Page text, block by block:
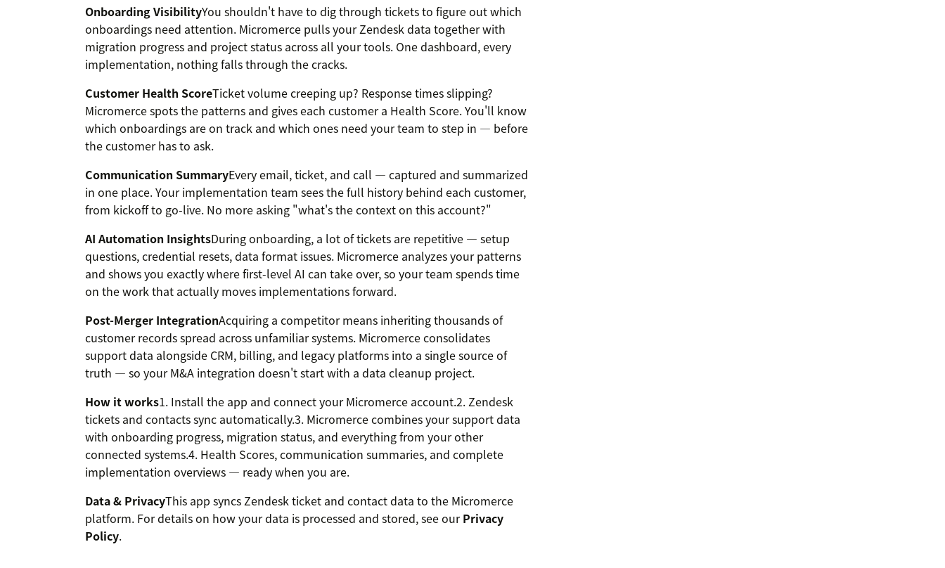
Onboarding VisibilityYou shouldn't have to dig through tickets to figure out which
onboardings need attention. Micromerce pulls your Zendesk data together with
migration progress and project status across all your tools. One dashboard, every
implementation, nothing falls through the cracks.
Customer Health ScoreTicket volume creeping up? Response times slipping?
Micromerce spots the patterns and gives each customer a Health Score. You'll know
which onboardings are on track and which ones need your team to step in — before
the customer has to ask.
Communication SummaryEvery email, ticket, and call — captured and summarized
in one place. Your implementation team sees the full history behind each customer,
from kickoff to go-live. No more asking "what's the context on this account?"
AI Automation InsightsDuring onboarding, a lot of tickets are repetitive — setup
questions, credential resets, data format issues. Micromerce analyzes your patterns
and shows you exactly where first-level AI can take over, so your team spends time
on the work that actually moves implementations forward.
Post-Merger IntegrationAcquiring a competitor means inheriting thousands of
customer records spread across unfamiliar systems. Micromerce consolidates
support data alongside CRM, billing, and legacy platforms into a single source of
truth — so your M&A integration doesn't start with a data cleanup project.
How it works1. Install the app and connect your Micromerce account.2. Zendesk
tickets and contacts sync automatically.3. Micromerce combines your support data
with onboarding progress, migration status, and everything from your other
connected systems.4. Health Scores, communication summaries, and complete
implementation overviews — ready when you are.
Data & PrivacyThis app syncs Zendesk ticket and contact data to the Micromerce
platform. For details on how your data is processed and stored, see ourPrivacy
Policy.